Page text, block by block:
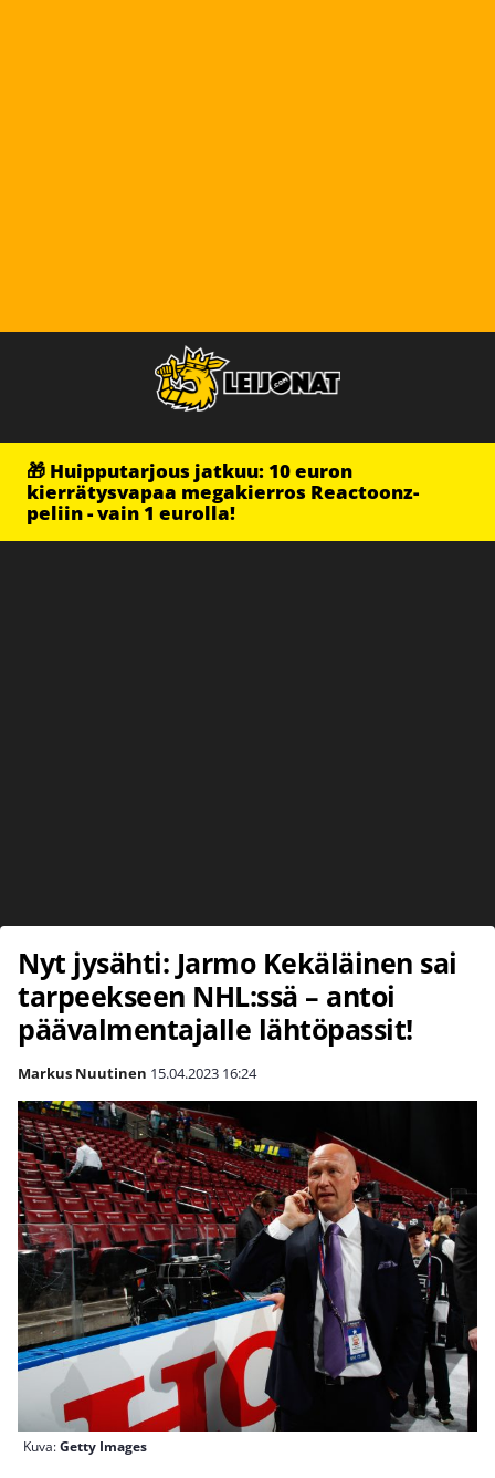
🎁 Huipputarjous jatkuu: 10 euron
kierrätysvapaa megakierros Reactoonz-
peliin - vain 1 eurolla!
Nyt jysähti: Jarmo Kekäläinen sai
tarpeekseen NHL:ssä – antoi
päävalmentajalle lähtöpassit!
Markus Nuutinen 15.04.2023 16:24
Kuva:Getty Images